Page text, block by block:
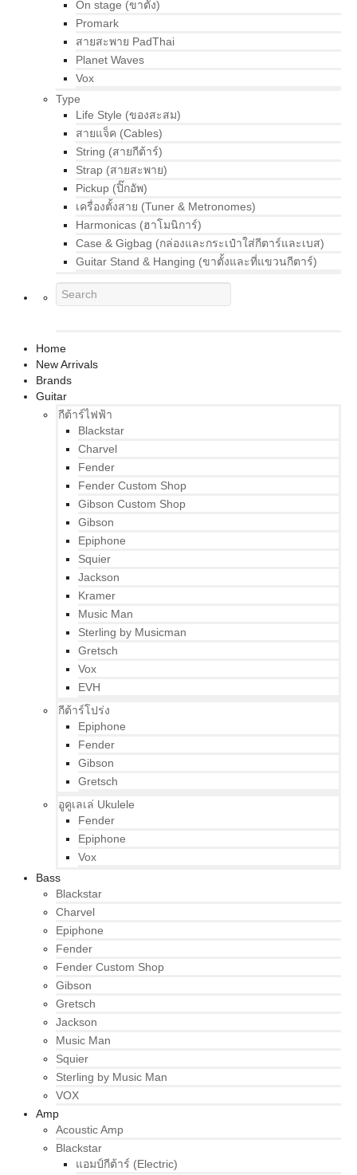
On stage (ขาตั้ง)
Promark
สายสะพาย PadThai
Planet Waves
Vox
Type
Life Style (ของสะสม)
สายแจ็ค (Cables)
String (สายกีต้าร์)
Strap (สายสะพาย)
Pickup (ปิ๊กอัพ)
เครื่องตั้งสาย (Tuner & Metronomes)
Harmonicas (ฮาโมนิการ์)
Case & Gigbag (กล่องและกระเป๋าใส่กีตาร์และเบส)
Guitar Stand & Hanging (ขาตั้งและที่แขวนกีตาร์)
Home
New Arrivals
Brands
Guitar
กีต้าร์ไฟฟ้า
Blackstar
Charvel
Fender
Fender Custom Shop
Gibson Custom Shop
Gibson
Epiphone
Squier
Jackson
Kramer
Music Man
Sterling by Musicman
Gretsch
Vox
EVH
กีต้าร์โปร่ง
Epiphone
Fender
Gibson
Gretsch
อูคูเลเล่ Ukulele
Fender
Epiphone
Vox
Bass
Blackstar
Charvel
Epiphone
Fender
Fender Custom Shop
Gibson
Gretsch
Jackson
Music Man
Squier
Sterling by Music Man
VOX
Amp
Acoustic Amp
Blackstar
แอมป์กีต้าร์ (Electric)